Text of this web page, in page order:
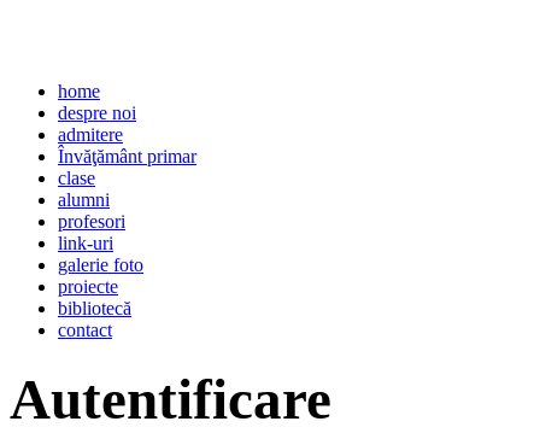
home
despre noi
admitere
Învăţământ primar
clase
alumni
profesori
link-uri
galerie foto
proiecte
bibliotecă
contact
Autentificare